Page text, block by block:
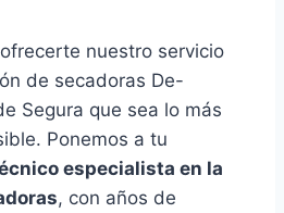
nuestro servicio
de secadoras De-
Segura que sea lo más
Ponemos a tu
especialista en la
, con años de